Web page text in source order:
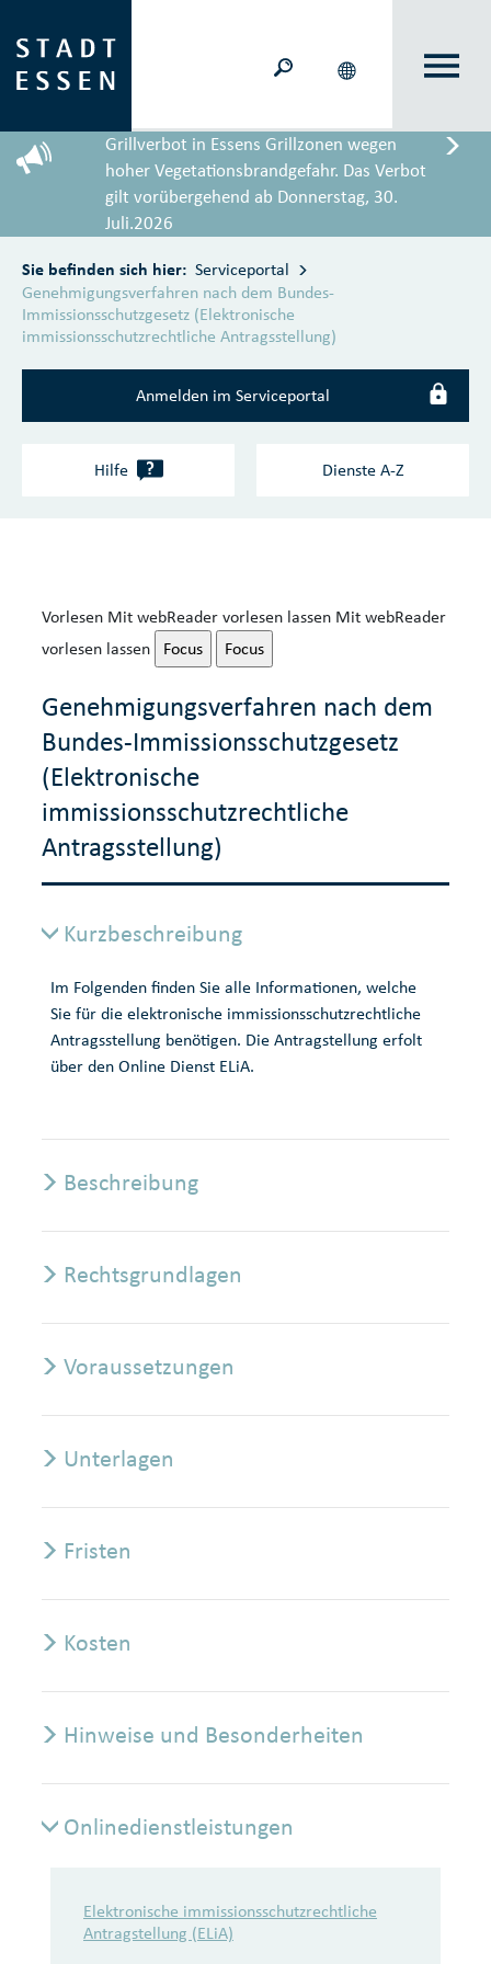
Grillverbot in Essens Grillzonen wegen
hoher Vegetationsbrandgefahr. Das Verbot
gilt vorübergehend ab Donnerstag, 30.
Juli.2026
Sie befinden sich hier: Serviceportal
Genehmigungsverfahren nach dem Bundes-
Immissionsschutzgesetz (Elektronische
immissionsschutzrechtliche Antragsstellung)
Anmelden im Serviceportal
Hilfe ? Dienste A‑Z
Vorlesen Mit webReader vorlesen lassen Mit webReader
vorlesen lassen
Focus Focus
Genehmigungsverfahren nach dem
Bundes-Immissionsschutzgesetz
(Elektronische
immissionsschutzrechtliche
Antragsstellung)
Kurzbeschreibung
Im Folgenden finden Sie alle Informationen, welche
Sie für die elektronische immissionsschutzrechtliche
Antragsstellung benötigen. Die Antragstellung erfolt
über den Online Dienst ELiA.
Beschreibung
Rechtsgrundlagen
Voraussetzungen
Unterlagen
Fristen
Kosten
Hinweise und Besonderheiten
Onlinedienstleistungen
Onlinedienstleistungen
Elektronische immissionsschutzrechtliche
Antragstellung (ELiA)